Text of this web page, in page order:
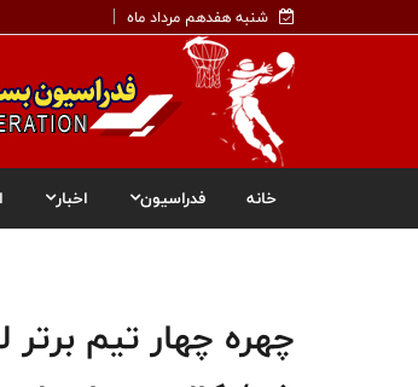
شنبه هفدهم مرداد ماه
خانه فدراسیون اخبار
چهره چهار تیم